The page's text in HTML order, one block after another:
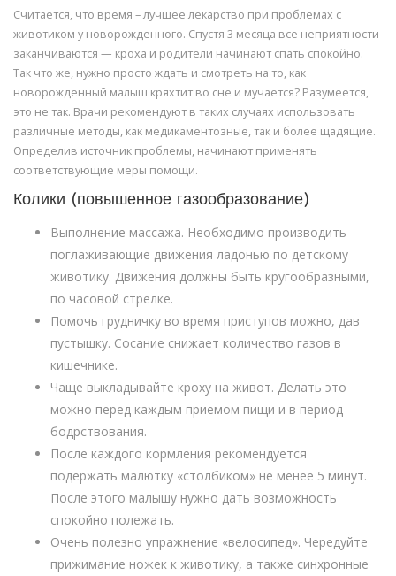
Считается, что время – лучшее лекарство при проблемах с
животиком у новорожденного. Спустя 3 месяца все неприятности
заканчиваются — кроха и родители начинают спать спокойно.
Так что же, нужно просто ждать и смотреть на то, как
новорожденный малыш кряхтит во сне и мучается? Разумеется,
это не так. Врачи рекомендуют в таких случаях использовать
различные методы, как медикаментозные, так и более щадящие.
Определив источник проблемы, начинают применять
соответствующие меры помощи.
Колики (повышенное газообразование)
Выполнение массажа. Необходимо производить
поглаживающие движения ладонью по детскому
животику. Движения должны быть кругообразными,
по часовой стрелке.
Помочь грудничку во время приступов можно, дав
пустышку. Сосание снижает количество газов в
кишечнике.
Чаще выкладывайте кроху на живот. Делать это
можно перед каждым приемом пищи и в период
бодрствования.
После каждого кормления рекомендуется
подержать малютку «столбиком» не менее 5 минут.
После этого малышу нужно дать возможность
спокойно полежать.
Очень полезно упражнение «велосипед». Чередуйте
прижимание ножек к животику, а также синхронные